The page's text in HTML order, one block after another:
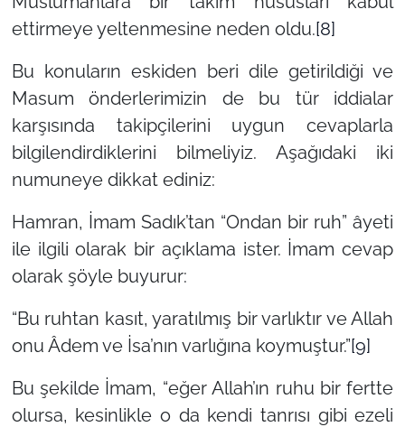
ettirmeye yeltenmesine neden oldu.[8]
Bu konuların eskiden beri dile getirildiği ve
Masum önderlerimizin de bu tür iddialar
karşısında takipçilerini uygun cevaplarla
bilgilendirdiklerini bilmeliyiz. Aşağıdaki iki
numuneye dikkat ediniz:
Hamran, İmam Sadık’tan “Ondan bir ruh” âyeti
ile ilgili olarak bir açıklama ister. İmam cevap
olarak şöyle buyurur:
“Bu ruhtan kasıt, yaratılmış bir varlıktır ve Allah
onu Âdem ve İsa’nın varlığına koymuştur.”[9]
Bu şekilde İmam, “eğer Allah’ın ruhu bir fertte
olursa, kesinlikle o da kendi tanrısı gibi ezeli